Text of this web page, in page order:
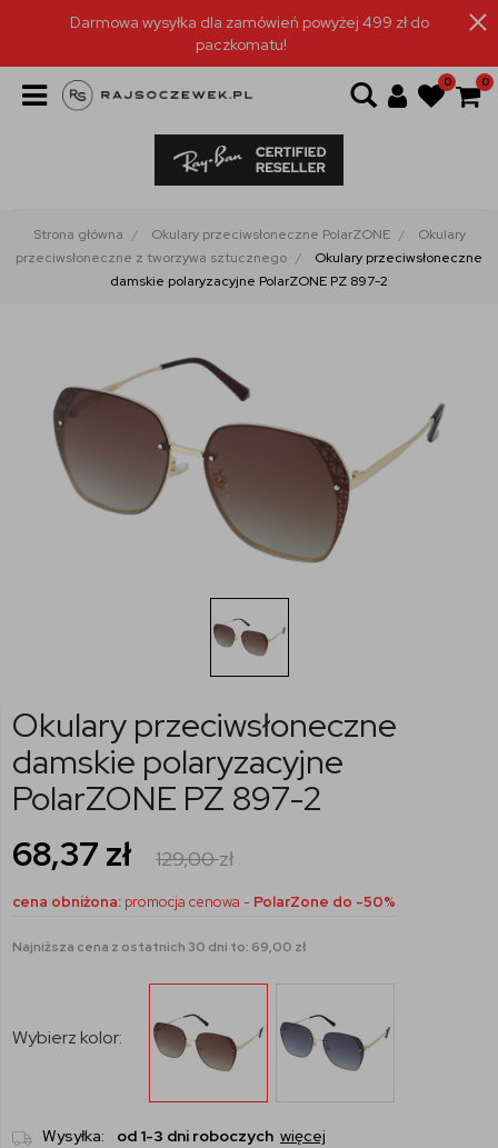
Darmowa wysyłka dla zamówień powyżej 499 zł do
paczkomatu!
0 0
Strona główna Okulary przeciwsłoneczne PolarZONE
Okulary
przeciwsłoneczne z tworzywa sztucznego
Okulary przeciwsłoneczne
damskie polaryzacyjne PolarZONE PZ 897-2
Okulary przeciwsłoneczne
damskie polaryzacyjne
PolarZONE PZ 897-2
68,37 zł 129,00zł
cena obniżona: promocja cenowa - PolarZone do -50%
Najniższa cena z ostatnich 30 dni to: 69,00 zł
Wybierz kolor:
Wysyłka: od 1-3 dni roboczych więcej